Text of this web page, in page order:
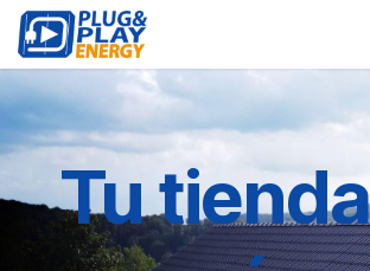
Ir al contenido
Tu